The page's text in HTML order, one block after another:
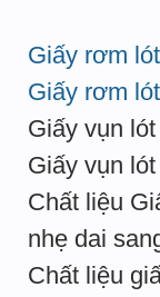
Giấy rơm
Giấy rơm
Giấy vụn
Giấy vụn
Chất liệu
nhẹ dai
Chất liệu